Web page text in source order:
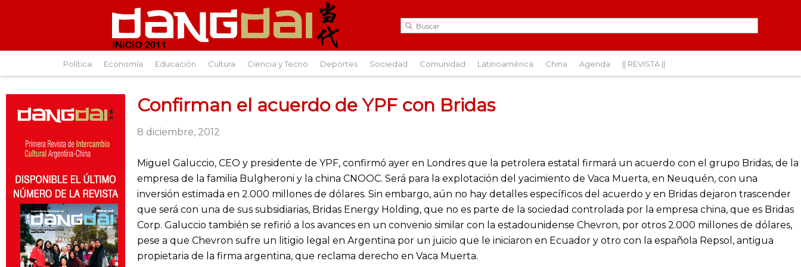
Política Economía Educación Cultura Ciencia y Tecno Deportes Sociedad Comunidad Latinoamérica China Agenda || REVISTA ||
Confirman el acuerdo de YPF con Bridas
8 diciembre, 2012
Miguel Galuccio, CEO y presidente de YPF, confirmó ayer en Londres que la petrolera estatal firmará un acuerdo con el grupo Bridas, de la
empresa de la familia Bulgheroni y la china CNOOC. Será para la explotación del yacimiento de Vaca Muerta, en Neuquén, con una
inversión estimada en 2.000 millones de dólares. Sin embargo, aún no hay detalles específicos del acuerdo y en Bridas dejaron trascender
que será con una de sus subsidiarias, Bridas Energy Holding, que no es parte de la sociedad controlada por la empresa china, que es Bridas
Corp. Galuccio también se refirió a los avances en un convenio similar con la estadounidense Chevron, por otros 2.000 millones de dólares,
pese a que Chevron sufre un litigio legal en Argentina por un juicio que le iniciaron en Ecuador y otro con la española Repsol, antigua
propietaria de la firma argentina, que reclama derecho en Vaca Muerta.